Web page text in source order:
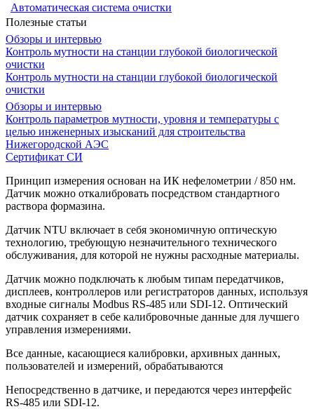
Автоматическая система очистки
Полезные статьи
Обзоры и интервью
Контроль мутности на станции глубокой биологической
очистки
Контроль мутности на станции глубокой биологической
очистки
Обзоры и интервью
Контроль параметров мутности, уровня и температуры с
целью инженерных изысканий для строительства
Нижегородской АЭС
Сертификат СИ
Принцип измерения основан на ИК нефелометрии / 850 нм.
Датчик можно откалибровать посредством стандартного
раствора формазина.
Датчик NTU включает в себя экономичную оптическую
технологию, требующую незначительного технического
обслуживания, для которой не нужны расходные материалы.
Датчик можно подключать к любым типам передатчиков,
дисплеев, контроллеров или регистраторов данных, используя
входные сигналы Modbus RS-485 или SDI-12. Оптический
датчик сохраняет в себе калибровочные данные для лучшего
управления измерениями.
Все данные, касающиеся калибровки, архивных данных,
пользователей и измерений, обрабатываются
Непосредственно в датчике, и передаются через интерфейс
RS-485 или SDI-12.